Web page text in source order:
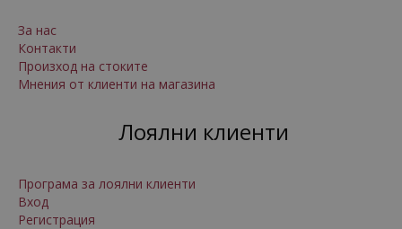
За нас
Контакти
Произход на стоките
Мнения от клиенти на магазина
Лоялни клиенти
Програма за лоялни клиенти
Вход
Регистрация